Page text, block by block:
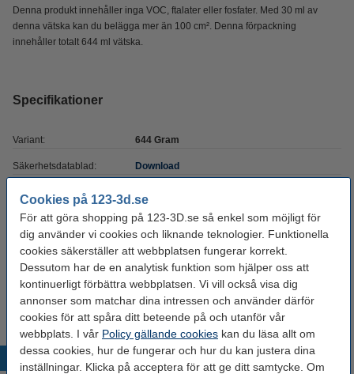
Cookies på 123-3d.se
För att göra shopping på 123-3D.se så enkel som möjligt för
dig använder vi cookies och liknande teknologier. Funktionella
cookies säkerställer att webbplatsen fungerar korrekt.
Dessutom har de en analytisk funktion som hjälper oss att
kontinuerligt förbättra webbplatsen. Vi vill också visa dig
annonser som matchar dina intressen och använder därför
cookies för att spåra ditt beteende på och utanför vår
webbplats. I vår Policy gällande cookies kan du läsa allt om
dessa cookies, hur de fungerar och hur du kan justera dina
inställningar. Klicka på acceptera för att ge ditt samtycke. Om
Denna produkt innehåller inga VOC, ftalater eller fosfater. Med 30 ml av
denna vätska kan du belägga mer än 100 cm². Denna förpackning
innehåller totalt 644 ml vätska.
Specifikationer
Variant: 644 Gram
Säkerhetsdatablad: Download
Varumärke:
Volym: 644 gram
Produktkod: DAR00877
Säkerhetsdatablad
Populära produkter